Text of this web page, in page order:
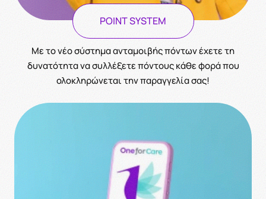
POINT SYSTEM
Με το νέο σύστημα ανταμοιβής πόντων έχετε τη
δυνατότητα να συλλέξετε πόντους κάθε φορά που
ολοκληρώνεται την παραγγελία σας!